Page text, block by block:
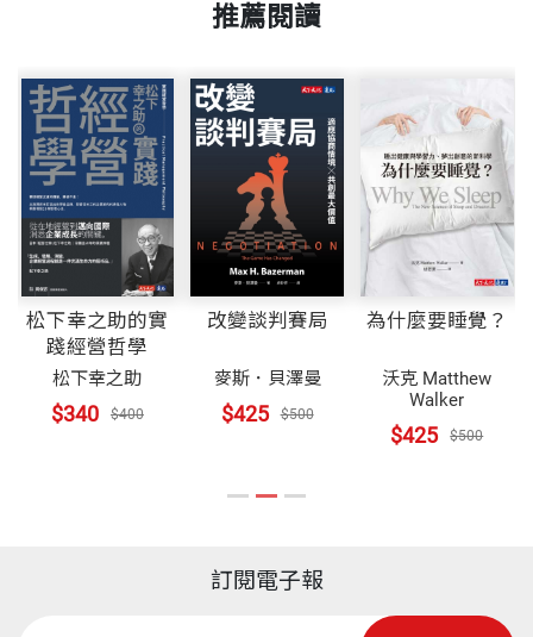
推薦閱讀
松下幸之助的實
踐經營哲學
松下幸之助
$340 $400
改變談判賽局
麥斯．貝澤曼
$425 $500
為什麼要睡覺？
沃克 Matthew
Walker
$425 $500
訂閱電子報